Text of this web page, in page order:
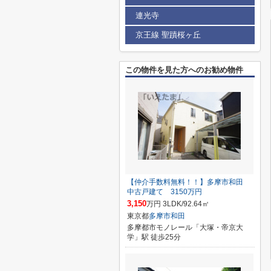
連光寺
京王線 聖蹟桜ヶ丘
この物件を見た方へのお勧め物件
【仲介手数料無料！！】多摩市和田
中古戸建て 3150万円
3,150万円 3LDK/92.64㎡
東京都多摩市和田
多摩都市モノレール「大塚・帝京大
学」駅 徒歩25分